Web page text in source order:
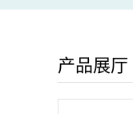
产品展厅